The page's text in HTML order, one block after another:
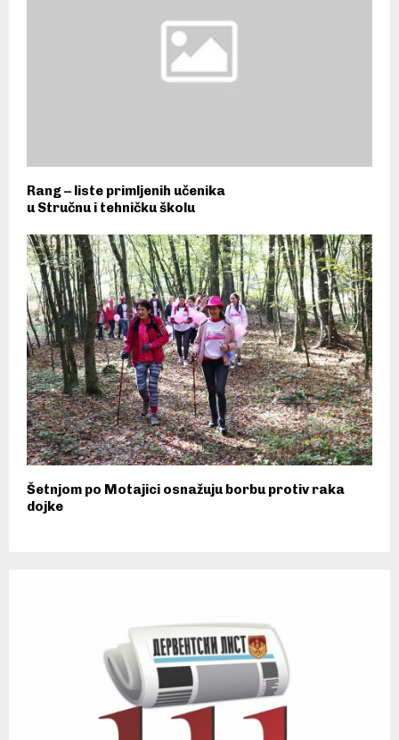
Rang – liste primljenih učenika
u Stručnu i tehničku školu
Šetnjom po Motajici osnažuju borbu protiv raka
dojke